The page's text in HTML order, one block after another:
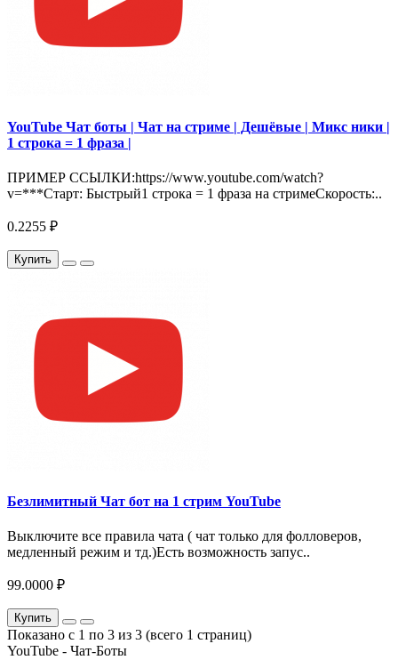
YouTube Чат боты | Чат на стриме | Дешёвые | Микс ники |
1 строка = 1 фраза |
ПРИМЕР ССЫЛКИ:https://www.youtube.com/watch?
v=***Старт: Быстрый1 строка = 1 фраза на стримеСкорость:..
0.2255 ₽
Купить
Безлимитный Чат бот на 1 стрим YouTube
Выключите все правила чата ( чат только для фолловеров,
медленный режим и тд.)Есть возможность запус..
99.0000 ₽
Купить
Показано с 1 по 3 из 3 (всего 1 страниц)
YouTube - Чат-Боты